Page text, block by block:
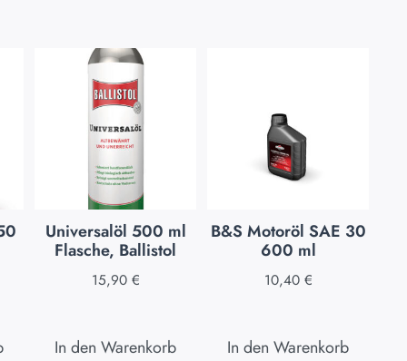
Universalöl 500 ml
Flasche, Ballistol
15,90 €
In den Warenkorb
B&S Motoröl SAE 30
600 ml
10,40 €
In den Warenkorb